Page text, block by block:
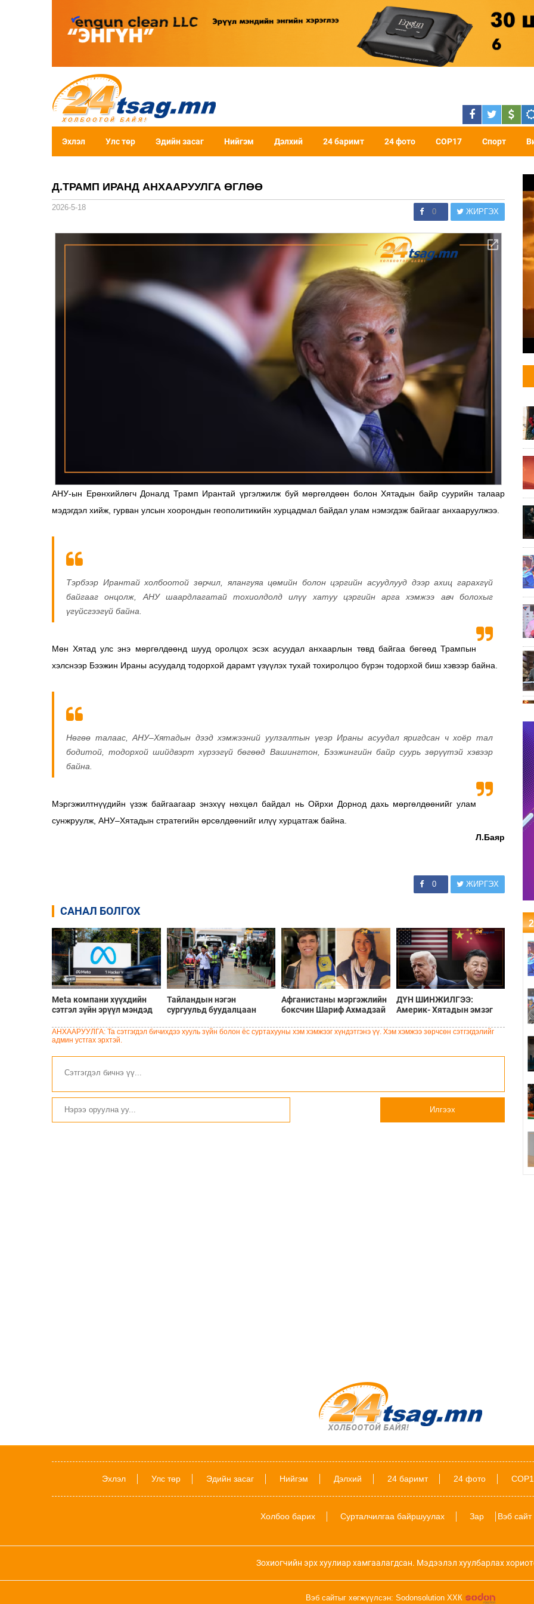
Эхлэл Улс төр Эдийн засаг Нийгэм Дэлхий 24 баримт 24 фото COP17 Спорт
Д.ТРАМП ИРАНД АНХААРУУЛГА ӨГЛӨӨ
2026-5-18 0 ЖИРГЭХ
АНУ-ын Ерөнхийлөгч Доналд Трамп Ирантай үргэлжилж буй мөргөлдөөн болон Хятадын байр суурийн талаар
мэдэгдэл хийж, гурван улсын хоорондын геополитикийн хурцадмал байдал улам нэмэгдэж байгааг анхааруулжээ.
Тэрбээр Ирантай холбоотой зөрчил, ялангуяа цөмийн болон цэргийн асуудлууд дээр ахиц гарахгүй
байгааг онцолж, АНУ шаардлагатай тохиолдолд илүү хатуу цэргийн арга хэмжээ авч болохыг
үгүйсгээгүй байна.
Мөн Хятад улс энэ мөргөлдөөнд шууд оролцох эсэх асуудал анхаарлын төвд байгаа бөгөөд Трампын
хэлснээр Бээжин Ираны асуудалд тодорхой дарамт үзүүлэх тухай тохиролцоо бүрэн тодорхой биш хэвээр байна.
Нөгөө талаас, АНУ–Хятадын дээд хэмжээний уулзалтын үеэр Ираны асуудал яригдсан ч хоёр тал
бодитой, тодорхой шийдвэрт хүрээгүй бөгөөд Вашингтон, Бээжингийн байр суурь зөрүүтэй хэвээр
байна.
Мэргэжилтнүүдийн үзэж байгаагаар энэхүү нөхцөл байдал нь Ойрхи Дорнод дахь мөргөлдөөнийг улам
сунжруулж, АНУ–Хятадын стратегийн өрсөлдөөнийг илүү хурцатгаж байна.
Л.Баяр
0 ЖИРГЭХ
САНАЛ БОЛГОХ
Meta компани хүүхдийн
сэтгэл зүйн эрүүл мэндэд
Нью-Мексико мужид 567
сая доллар төлөхөөр
Тайландын нэгэн
сургуульд буудалцаан
болон халдлага үйлдсэн
Афганистаны мэргэжлийн
боксчин Шариф Ахмадзай
чемоданд хийж хаясан
ДҮН ШИНЖИЛГЭЭ:
Америк- Хятадын эмзэг
АНХААРУУЛГА: Та сэтгэгдэл бичихдээ хууль зүйн болон ёс суртахууны хэм хэмжээг хүндэтгэнэ үү. Хэм хэмжээ зөрчсөн сэтгэгдэлийг
админ устгах эрхтэй.
Илгээх
Эхлэл Улс төр Эдийн засаг Нийгэм Дэлхий 24 баримт 24 фото
Холбоо барих Сурталчилгаа байршуулах Зар Вэб сайт
Зохиогчийн эрх хуулиар хамгаалагдсан. Мэдээлэл хуулбарлах
Вэб сайтыг хөгжүүлсэн: Sodonsolution ХХК